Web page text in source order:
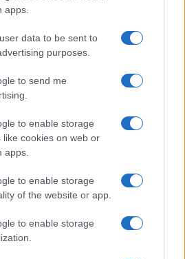
apps.
data to be sent to
purposes.
to send me
to enable storage
like cookies on web or
apps.
to enable storage
of the website or app.
to enable storage